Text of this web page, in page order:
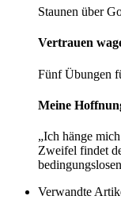
Staunen über
Vertrauen
Fünf Übungen
Meine
„Ich hänge
Zweifel findet
Verwandte